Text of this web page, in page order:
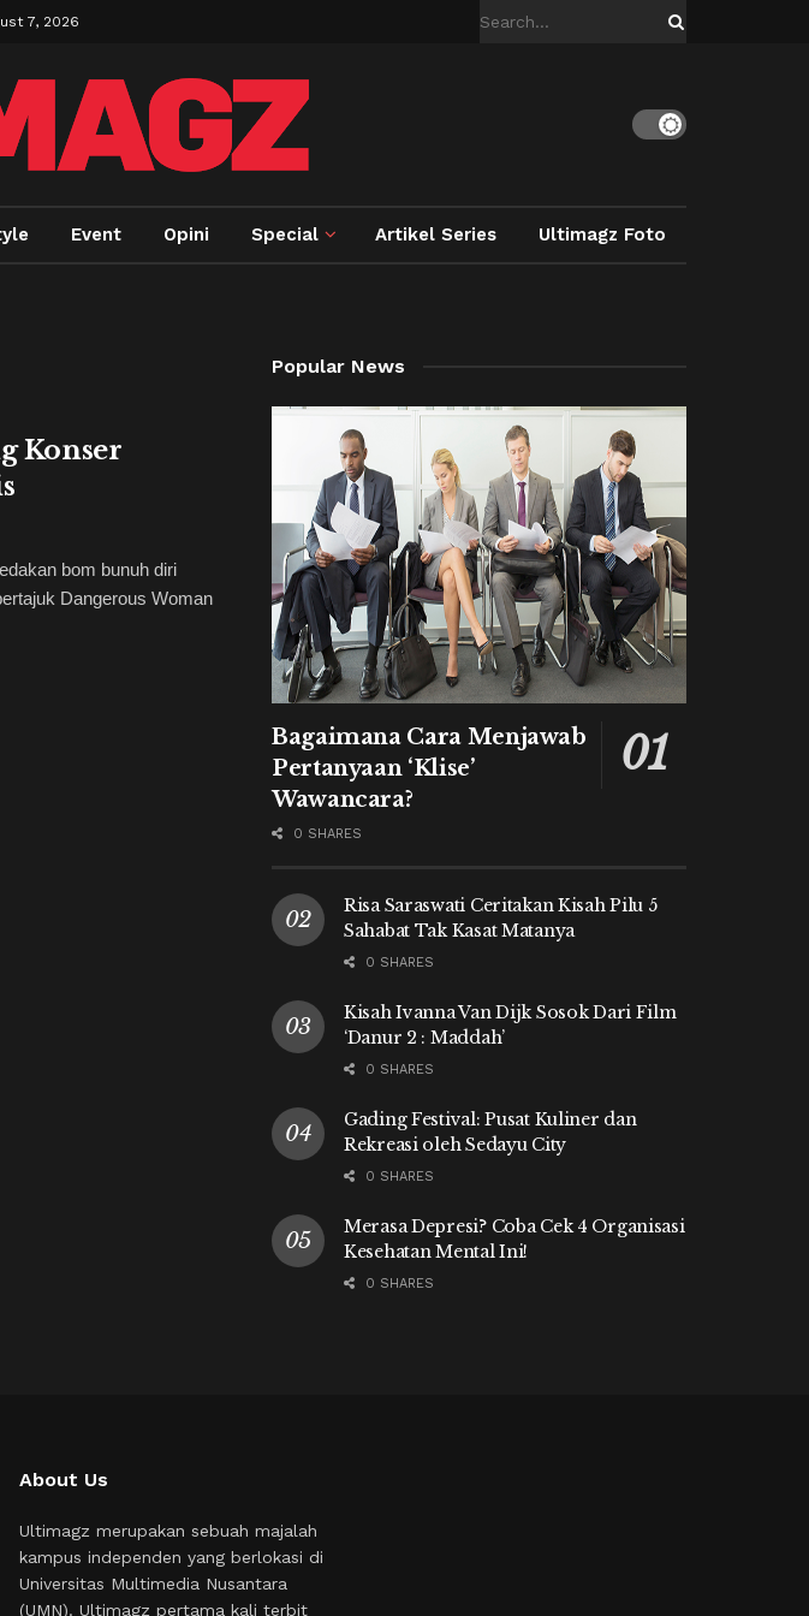
7, 2026
Event Opini Special Artikel Series Ultimagz Foto
Konser
bom bunuh diri
Dangerous Woman
Popular News
Bagaimana Cara Menjawab
Pertanyaan ‘Klise’
Wawancara?
0 SHARES
Risa Saraswati Ceritakan Kisah Pilu 5
Sahabat Tak Kasat Matanya
0 SHARES
Kisah Ivanna Van Dijk Sosok Dari Film
‘Danur 2 : Maddah’
0 SHARES
Gading Festival: Pusat Kuliner dan
Rekreasi oleh Sedayu City
0 SHARES
Merasa Depresi? Coba Cek 4 Organisasi
Kesehatan Mental Ini!
0 SHARES
About Us
Ultimagz merupakan sebuah majalah
kampus independen yang berlokasi di
Universitas Multimedia Nusantara
(UMN). Ultimagz pertama kali terbit